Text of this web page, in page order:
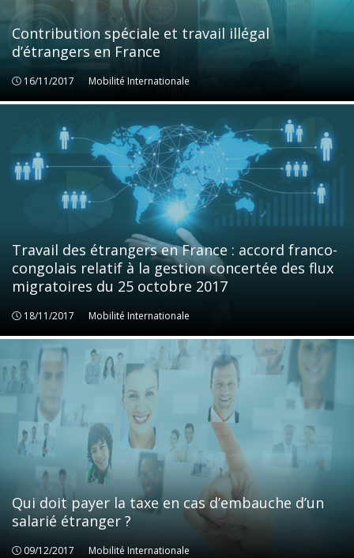
Contribution spéciale et travail illégal
d’étrangers en France
16/11/2017 Mobilité Internationale
Mobilité Internationale
Travail des étrangers en France : accord franco-
congolais relatif à la gestion concertée des flux
migratoires du 25 octobre 2017
18/11/2017 Mobilité Internationale
Mobilité Internationale
Qui doit payer la taxe en cas d’embauche d’un
salarié étranger ?
09/12/2017 Mobilité Internationale
Mobilité Internationale